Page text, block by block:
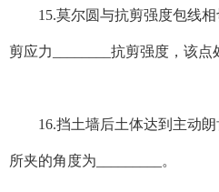
15.莫尔圆与抗剪强度包线相
剪应力________抗剪强度，该点
16.挡土墙后土体达到主动朗
所夹的角度为_________。